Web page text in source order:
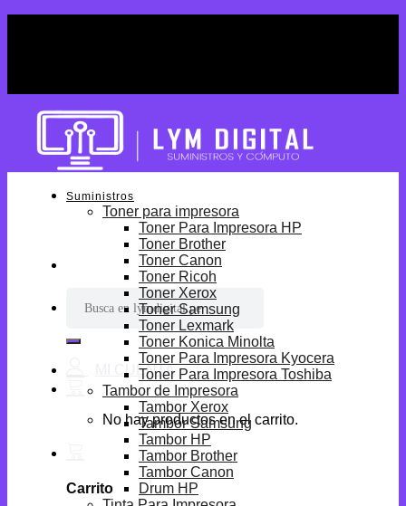
por:
No hay productos en el carrito.
Carrito
Suministros
Toner para impresora
Toner Para Impresora HP
Toner Brother
Toner Canon
Toner Ricoh
Toner Xerox
Toner Samsung
Toner Lexmark
Toner Konica Minolta
Toner Para Impresora Kyocera
Toner Para Impresora Toshiba
Tambor de Impresora
Tambor Xerox
Tambor Samsung
Tambor HP
Tambor Brother
Tambor Canon
Drum HP